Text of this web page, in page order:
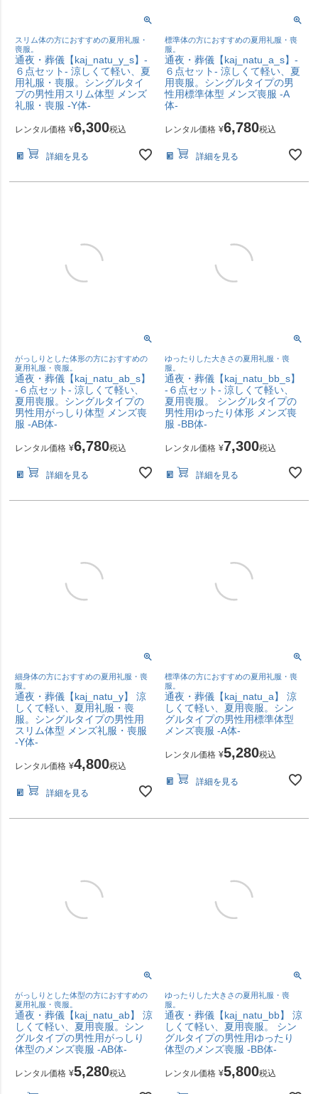
スリム体の方におすすめの夏用礼服・
喪服。
通夜・葬儀【kaj_natu_y_s】-
６点セット- 涼しくて軽い、夏
用礼服・喪服。シングルタイ
プの男性用スリム体型 メンズ
礼服・喪服 -Y体-
レンタル価格 ¥6,300税込
詳細を見る
標準体の方におすすめの夏用礼服・喪
服。
通夜・葬儀【kaj_natu_a_s】-
６点セット- 涼しくて軽い、夏
用喪服。シングルタイプの男
性用標準体型 メンズ喪服 -A
体-
レンタル価格 ¥6,780税込
詳細を見る
がっしりとした体形の方におすすめの
夏用礼服・喪服。
通夜・葬儀【kaj_natu_ab_s】
-６点セット- 涼しくて軽い、
夏用喪服。シングルタイプの
男性用がっしり体型 メンズ喪
服 -AB体-
レンタル価格 ¥6,780税込
詳細を見る
ゆったりした大きさの夏用礼服・喪
服。
通夜・葬儀【kaj_natu_bb_s】
-６点セット- 涼しくて軽い、
夏用喪服。 シングルタイプの
男性用ゆったり体形 メンズ喪
服 -BB体-
レンタル価格 ¥7,300税込
詳細を見る
細身体の方におすすめの夏用礼服・喪
服。
通夜・葬儀【kaj_natu_y】 涼
しくて軽い、夏用礼服・喪
服。シングルタイプの男性用
スリム体型 メンズ礼服・喪服
-Y体-
レンタル価格 ¥4,800税込
詳細を見る
標準体の方におすすめの夏用礼服・喪
服。
通夜・葬儀【kaj_natu_a】 涼
しくて軽い、夏用喪服。シン
グルタイプの男性用標準体型
メンズ喪服 -A体-
レンタル価格 ¥5,280税込
詳細を見る
がっしりとした体型の方におすすめの
夏用礼服・喪服。
通夜・葬儀【kaj_natu_ab】 涼
しくて軽い、夏用喪服。シン
グルタイプの男性用がっしり
体型のメンズ喪服 -AB体-
レンタル価格 ¥5,280税込
ゆったりした大きさの夏用礼服・喪
服。
通夜・葬儀【kaj_natu_bb】 涼
しくて軽い、夏用喪服。 シン
グルタイプの男性用ゆったり
体型のメンズ喪服 -BB体-
レンタル価格 ¥5,800税込